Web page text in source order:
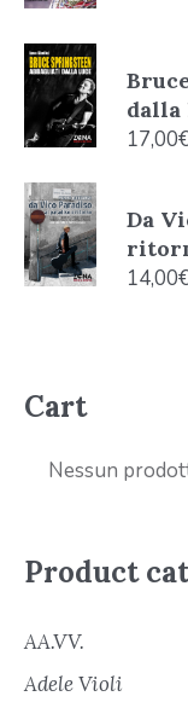
dalla
17,00
Da
14,00
Cart
Nessun
Product
AA.VV.
Adele Violi